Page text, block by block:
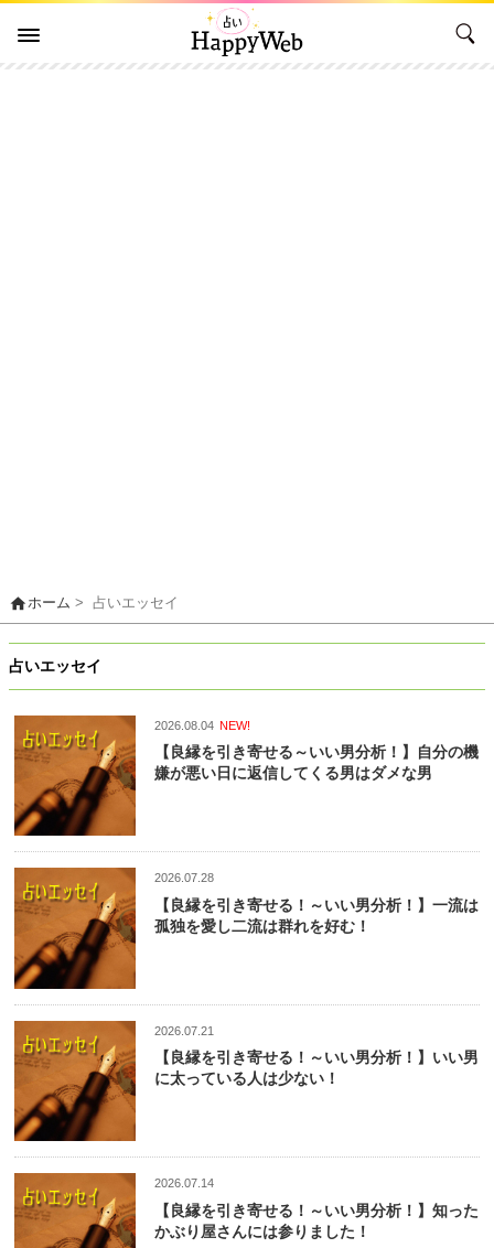
homeホーム > 占いエッセイ
占いエッセイ
2026.08.04 NEW!
【良縁を引き寄せる～いい男分析！】自分の機
嫌が悪い日に返信してくる男はダメな男
2026.07.28
【良縁を引き寄せる！～いい男分析！】一流は
孤独を愛し二流は群れを好む！
2026.07.21
【良縁を引き寄せる！～いい男分析！】いい男
に太っている人は少ない！
2026.07.14
【良縁を引き寄せる！～いい男分析！】知った
かぶり屋さんには参りました！